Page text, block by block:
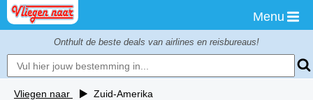
Menu
Onthult de beste deals van airlines en reisbureaus!
Vliegen naar Zuid-Amerika